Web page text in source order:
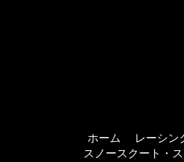
ホーム
レーシン
スノースクート・